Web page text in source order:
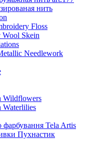
нить
Floss
Skein
Needlework
Wildflowers
Waterlilies
фарбування Tela Artis
Пухнастик